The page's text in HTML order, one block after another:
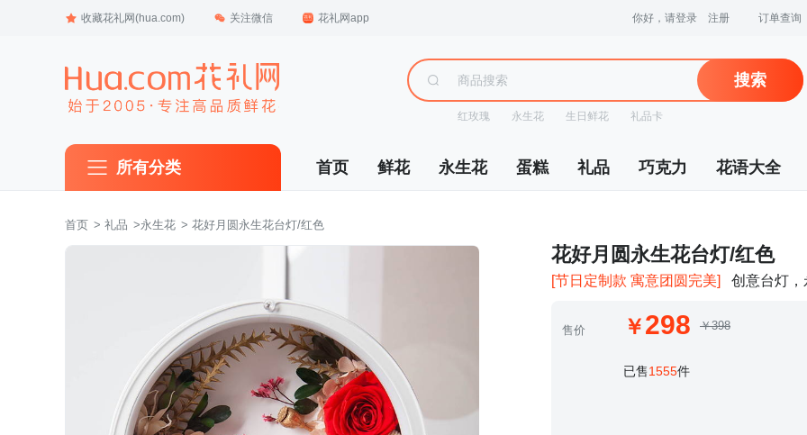
收藏花礼网(hua.com) 关注微信 花礼网app 你好，请登录 注册 订单查询
搜索
红玫瑰 永生花 生日鲜花 礼品卡
所有分类 首页 鲜花 永生花 蛋糕 礼品 巧克力 花语大全
首页 > 礼品 >永生花 > 花好月圆永生花台灯/红色
花好月圆永生花台灯/红色
[节日定制款 寓意团圆完美] 创意台灯
售价 298 ￥398
已售1555件